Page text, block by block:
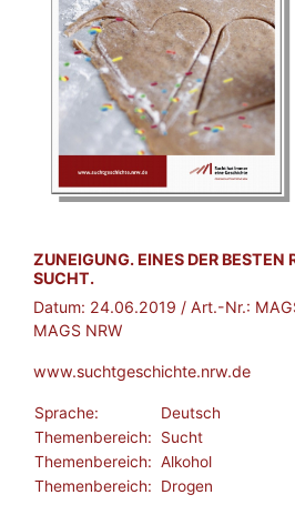
BROSCHÜRE:
ZUNEIGUNG. EINES DER BESTEN
SUCHT.
Datum: 24.06.2019 / Art.-Nr.:
MAGS NRW
www.suchtgeschichte.nrw.de
Sprache:
Deutsch
Themenbereich:
Sucht
Themenbereich: Alkohol
Themenbereich:
Drogen